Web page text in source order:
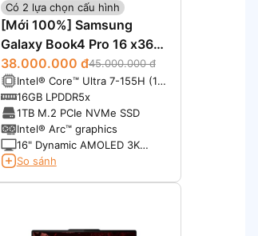
Có 2 lựa chọn cấu hình
[Mới 100%] Samsung
Galaxy Book4 Pro 16 x360
(2024)
38.000.000 đ45.000.000 đ
Intel® Core™ Ultra 7-155H (16
Cores, 22 Threads, 24 MB, up
to 4.8 GHz, 115W Max)
16GB LPDDR5x
1TB M.2 PCIe NVMe SSD
Intel® Arc™ graphics
16" Dynamic AMOLED 3K
(2880 x 1800), 16:10, 120Hz,
So sánh